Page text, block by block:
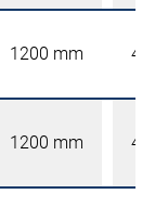
1200 mm
1200 mm